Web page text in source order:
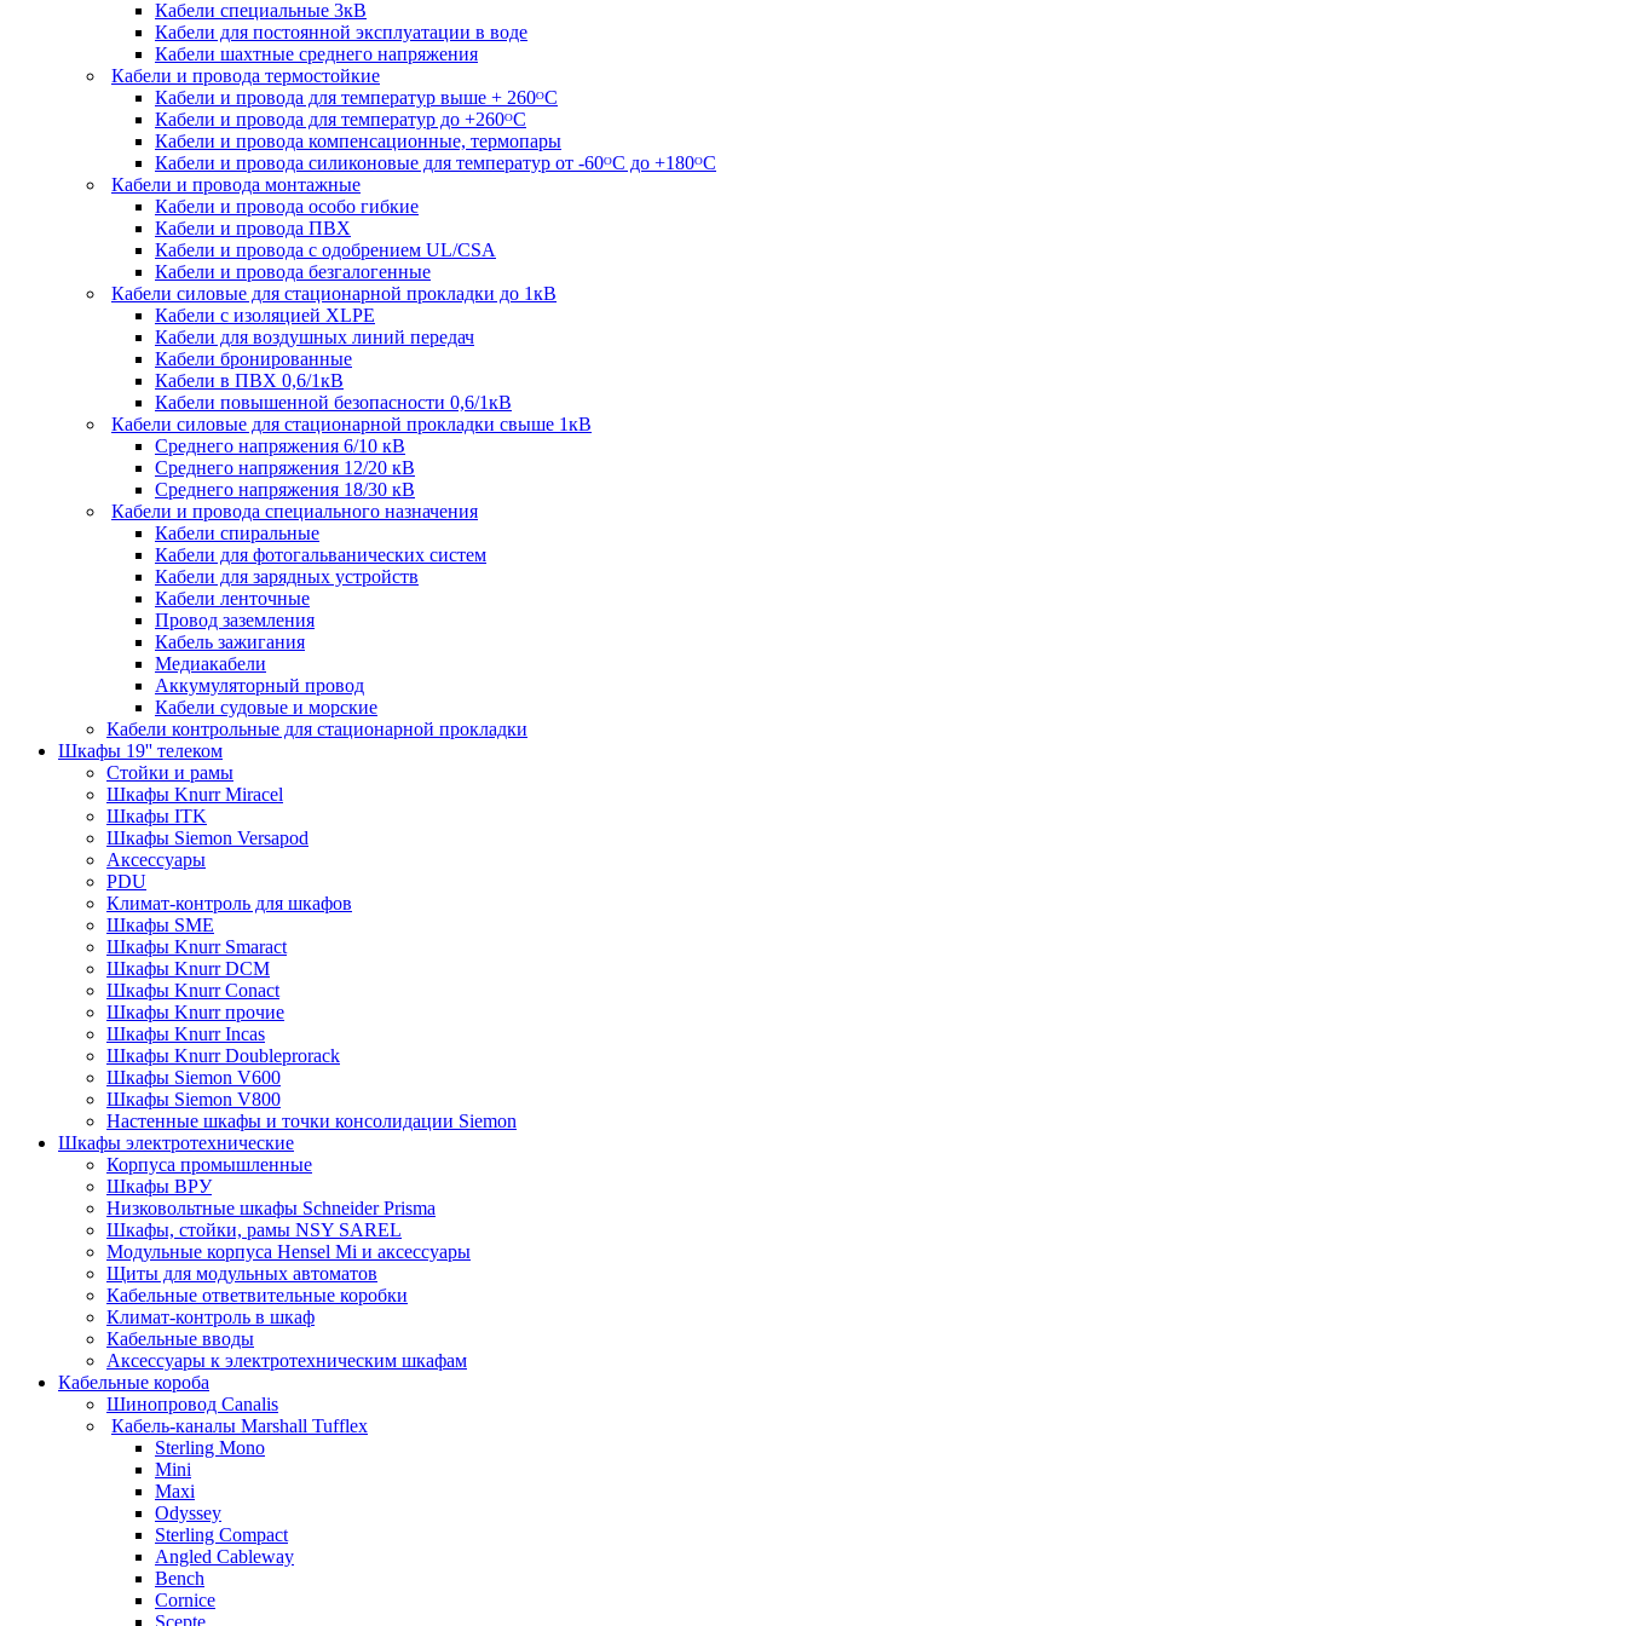
Кабели специальные 3кВ
Кабели для постоянной эксплуатации в воде
Кабели шахтные среднего напряжения
Кабели и провода термостойкие
Кабели и провода для температур выше + 260ᴼС
Кабели и провода для температур до +260ᴼС
Кабели и провода компенсационные, термопары
Кабели и провода силиконовые для температур от -60ᴼC до +180ᴼС
Кабели и провода монтажные
Кабели и провода особо гибкие
Кабели и провода ПВХ
Кабели и провода с одобрением UL/CSA
Кабели и провода безгалогенные
Кабели силовые для стационарной прокладки до 1кВ
Кабели c изоляцией XLPE
Кабели для воздушных линий передач
Кабели бронированные
Кабели в ПВХ 0,6/1кВ
Кабели повышенной безопасности 0,6/1кВ
Кабели силовые для стационарной прокладки свыше 1кВ
Среднего напряжения 6/10 кВ
Среднего напряжения 12/20 кВ
Среднего напряжения 18/30 кВ
Кабели и провода специального назначения
Кабели спиральные
Кабели для фотогальванических систем
Кабели для зарядных устройств
Кабели ленточные
Провод заземления
Кабель зажигания
Медиакабели
Аккумуляторный провод
Кабели судовые и морские
Кабели контрольные для стационарной прокладки
Шкафы 19'' телеком
Стойки и рамы
Шкафы Knurr Miracel
Шкафы ITK
Шкафы Siemon Versapod
Аксессуары
PDU
Климат-контроль для шкафов
Шкафы SME
Шкафы Knurr Smaract
Шкафы Knurr DCM
Шкафы Knurr Conact
Шкафы Knurr прочие
Шкафы Knurr Incas
Шкафы Knurr Doubleprorack
Шкафы Siemon V600
Шкафы Siemon V800
Настенные шкафы и точки консолидации Siemon
Шкафы электротехнические
Корпуса промышленные
Шкафы ВРУ
Низковольтные шкафы Schneider Prisma
Шкафы, стойки, рамы NSY SAREL
Модульные корпуса Hensel Mi и аксессуары
Щиты для модульных автоматов
Кабельные ответвительные коробки
Климат-контроль в шкаф
Кабельные вводы
Аксессуары к электротехническим шкафам
Кабельные короба
Шинопровод Canalis
Кабель-каналы Marshall Tufflex
Sterling Mono
Mini
Maxi
Odyssey
Sterling Compact
Angled Cableway
Bench
Cornice
Scepte